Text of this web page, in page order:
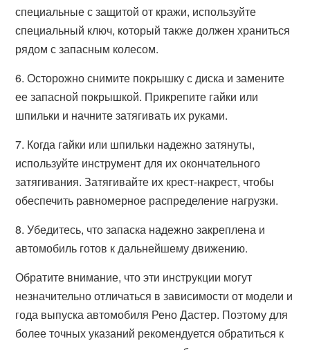
специальные с защитой от кражи, используйте
специальный ключ, который также должен храниться
рядом с запасным колесом.
6. Осторожно снимите покрышку с диска и замените
ее запасной покрышкой. Прикрепите гайки или
шпильки и начните затягивать их руками.
7. Когда гайки или шпильки надежно затянуты,
используйте инструмент для их окончательного
затягивания. Затягивайте их крест-накрест, чтобы
обеспечить равномерное распределение нагрузки.
8. Убедитесь, что запаска надежно закреплена и
автомобиль готов к дальнейшему движению.
Обратите внимание, что эти инструкции могут
незначительно отличаться в зависимости от модели и
года выпуска автомобиля Рено Дастер. Поэтому для
более точных указаний рекомендуется обратиться к